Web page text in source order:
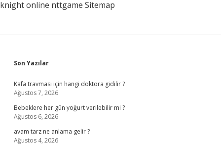
knight online nttgame Sitemap
Sidebar
Son Yazılar
Kafa travması için hangi doktora gidilir ?
Ağustos 7, 2026
Bebeklere her gün yoğurt verilebilir mi ?
Ağustos 6, 2026
avam tarz ne anlama gelir ?
Ağustos 4, 2026